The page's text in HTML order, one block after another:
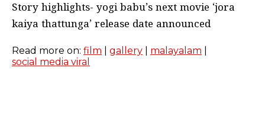
Story highlights- yogi babu’s next movie ‘jora
kaiya thattunga’ release date announced
Read more on: film gallery malayalam
social media viral